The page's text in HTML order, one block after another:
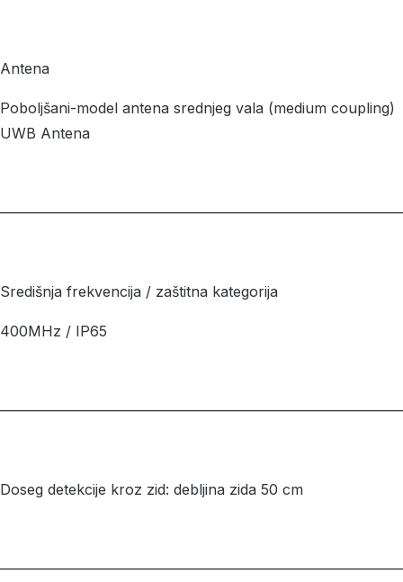
Antena
Poboljšani-model antena srednjeg vala (medium coupling)
UWB Antena
Središnja frekvencija / zaštitna kategorija
400MHz / IP65
Doseg detekcije kroz zid: debljina zida 50 cm